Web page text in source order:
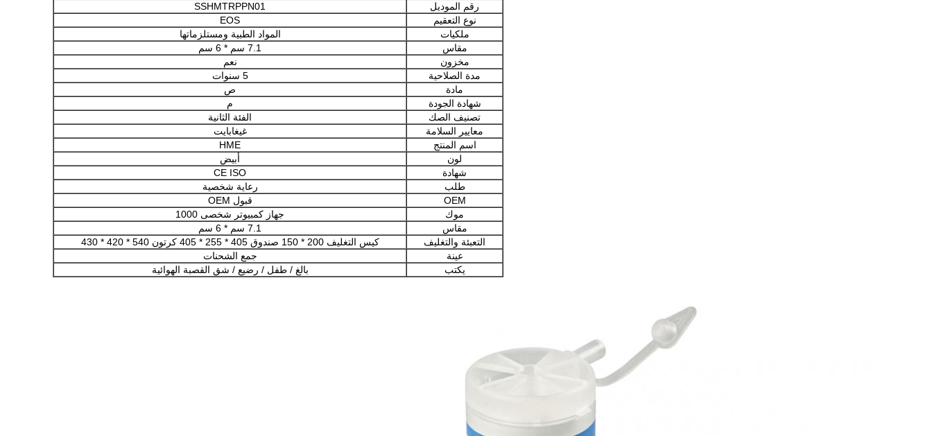
رقم الموديل
SSHMTRPPN01
نوع التعقيم
EOS
ملكيات
المواد الطبية ومستلزماتها
مقاس
7.1 سم * 6 سم
مخزون
نعم
مدة الصلاحية
5 سنوات
مادة
ص
شهادة الجودة
م
تصنيف الصك
الفئة الثانية
معايير السلامة
غيغابايت
اسم المنتج
HME
لون
أبيض
شهادة
CE ISO
طلب
رعاية شخصية
OEM
قبول OEM
موك
جهاز كمبيوتر شخصى 1000
مقاس
7.1 سم * 6 سم
التعبئة والتغليف
كيس التغليف 200 * 150 صندوق 405 * 255 * 405 كرتون 540 * 420 * 430
عينة
جمع الشحنات
يكتب
بالغ / طفل / رضيع / شق القصبة الهوائية